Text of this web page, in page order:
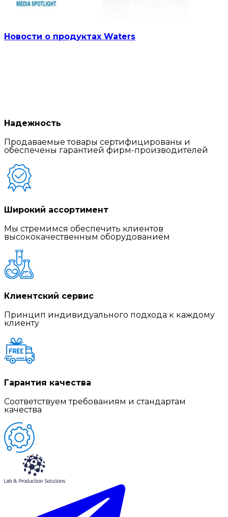
Новости о продуктах Waters
Надежность
Продаваемые товары сертифицированы и
обеспечены гарантией фирм-производителей
Широкий ассортимент
Мы стремимся обеспечить клиентов
высококачественным оборудованием
Клиентский сервис
Принцип индивидуального подхода к каждому
клиенту
Гарантия качества
Соответствуем требованиям и стандартам
качества